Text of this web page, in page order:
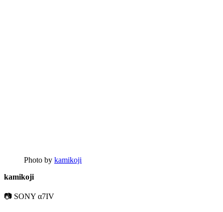
Photo by kamikoji
kamikoji
📷 SONY α7IV